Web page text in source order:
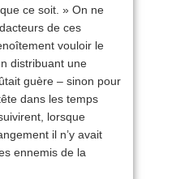
ce soit. » On ne
de ces
vouloir le
distribuant une
guère – sinon pour
dans les temps
lorsque
il n’y avait
ennemis de la